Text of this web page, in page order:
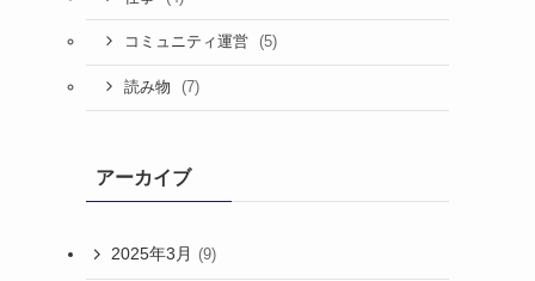
コミュニティ運営 (5)
読み物 (7)
アーカイブ
2025年3月 (9)